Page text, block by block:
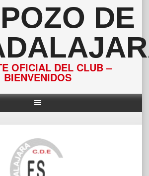
DE
OFICIAL DEL CLUB –
BIENVENIDOS